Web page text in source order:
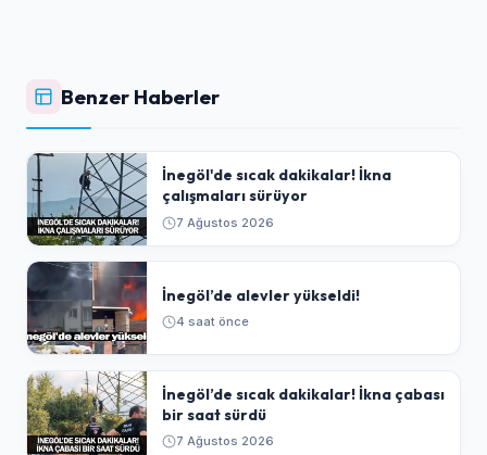
Benzer Haberler
İnegöl'de sıcak dakikalar! İkna
çalışmaları sürüyor
7 Ağustos 2026
İnegöl’de alevler yükseldi!
4 saat önce
İnegöl’de sıcak dakikalar! İkna çabası
bir saat sürdü
7 Ağustos 2026